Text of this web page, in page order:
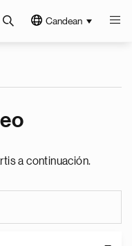
Candean
a continuación.